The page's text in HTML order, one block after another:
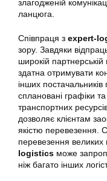
злагодженій
ланцюга.
Співпраця з expert-
зору. Завдяки
широкій
здатна отримувати
інших
сплановані графіки
транспортних
дозволяє клієнтам
якістю перевезення.
перевезення великих
logistics може
ніж багато інших